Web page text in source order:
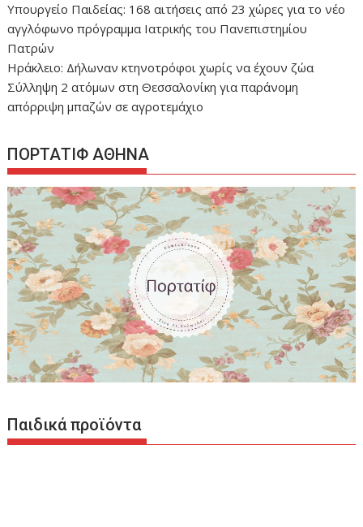
Υπουργείο Παιδείας: 168 αιτήσεις από 23 χώρες για το νέο
αγγλόφωνο πρόγραμμα Ιατρικής του Πανεπιστημίου
Πατρών
Ηράκλειο: Δήλωναν κτηνοτρόφοι χωρίς να έχουν ζώα
Σύλληψη 2 ατόμων στη Θεσσαλονίκη για παράνομη
απόρριψη μπαζών σε αγροτεμάχιο
ΠΟΡΤΑΤΙΦ ΑΘΗΝΑ
Παιδικά προϊόντα